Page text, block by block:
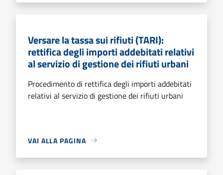
Versare la tassa sui rifiuti (TARI):
rettifica degli importi addebitati relativi
al servizio di gestione dei rifiuti urbani
Procedimento di rettifica degli importi addebitati
relativi al servizio di gestione dei rifiuti urbani
VAI ALLA PAGINA